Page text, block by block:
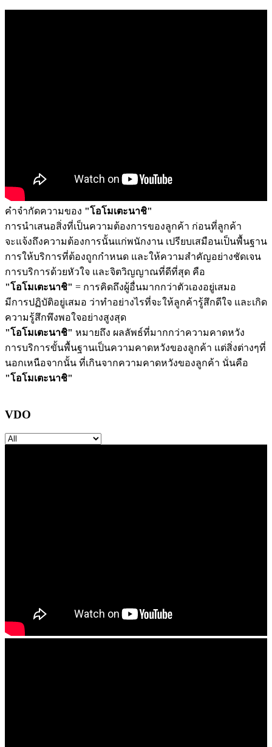
คำจำกัดความของ "โอโมเตะนาชิ"
การนำเสนอสิ่งที่เป็นความต้องการของลูกค้า ก่อนที่ลูกค้า
จะแจ้งถึงความต้องการนั้นแก่พนักงาน เปรียบเสมือนเป็นพื้นฐาน
การให้บริการที่ต้องถูกกำหนด และให้ความสำคัญอย่างชัดเจน
การบริการด้วยหัวใจ และจิตวิญญาณที่ดีที่สุด คือ
"โอโมเตะนาชิ" = การคิดถึงผู้อื่นมากกว่าตัวเองอยู่เสมอ
มีการปฏิบัติอยู่เสมอ ว่าทำอย่างไรที่จะให้ลูกค้ารู้สึกดีใจ และเกิด
ความรู้สึกพึงพอใจอย่างสูงสุด
"โอโมเตะนาชิ" หมายถึง ผลลัพธ์ที่มากกว่าความคาดหวัง
การบริการขั้นพื้นฐานเป็นความคาดหวังของลูกค้า แต่สิ่งต่างๆที่
นอกเหนือจากนั้น ที่เกินจากความคาดหวังของลูกค้า นั่นคือ
"โอโมเตะนาชิ"
VDO